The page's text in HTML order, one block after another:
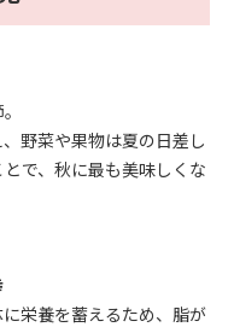
野菜や果物は夏の日差し
で、秋に最も美味しくな
栄養を蓄えるため、脂が